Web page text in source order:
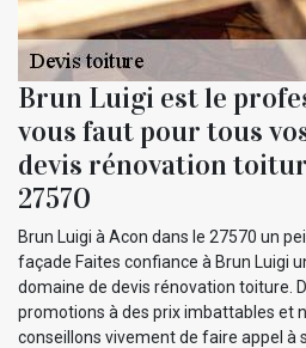
Brun Luigi est le
vous faut pour tous
devis rénovation
27570
Brun Luigi à Acon dans le 27570 un
façade Faites confiance à Brun Luigi
domaine de devis rénovation toiture.
promotions à des prix imbattables et
conseillons vivement de faire appel à